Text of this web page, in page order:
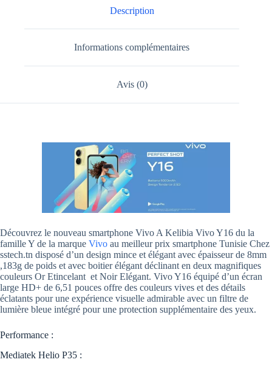
Description
Informations complémentaires
Avis (0)
Découvrez le nouveau smartphone Vivo A Kelibia Vivo Y16 du la
famille Y de la marque Vivo au meilleur prix smartphone Tunisie Chez
sstech.tn disposé d’un design mince et élégant avec épaisseur de 8mm
,183g de poids et avec boitier élégant déclinant en deux magnifiques
couleurs Or Etincelant et Noir Elégant. Vivo Y16 équipé d’un écran
large HD+ de 6,51 pouces offre des couleurs vives et des détails
éclatants pour une expérience visuelle admirable avec un filtre de
lumière bleue intégré pour une protection supplémentaire des yeux.
Performance :
Mediatek Helio P35 :